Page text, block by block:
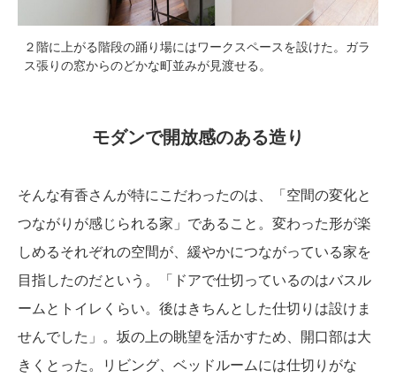
２階に上がる階段の踊り場にはワークスペースを設けた。ガラ
ス張りの窓からのどかな町並みが見渡せる。
モダンで開放感のある造り
そんな有香さんが特にこだわったのは、「空間の変化と
つながりが感じられる家」であること。変わった形が楽
しめるそれぞれの空間が、緩やかにつながっている家を
目指したのだという。「ドアで仕切っているのはバスル
ームとトイレくらい。後はきちんとした仕切りは設けま
せんでした」。坂の上の眺望を活かすため、開口部は大
きくとった。リビング、ベッドルームには仕切りがな